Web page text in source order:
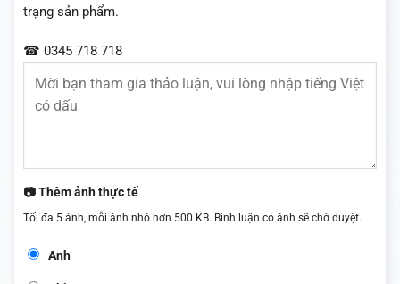
trạng sản phẩm.
☎ 0345 718 718
📷 Thêm ảnh thực tế
Tối đa 5 ảnh, mỗi ảnh nhỏ hơn 500 KB. Bình luận có ảnh sẽ chờ duyệt.
Anh